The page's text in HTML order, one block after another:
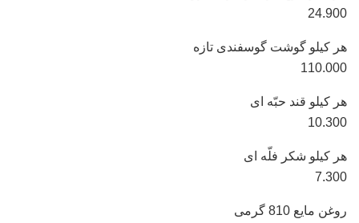
24.900
هر کیلو گوشت گوسفندی تازه
110.000
هر کیلو قند حبّه ای
10.300
هر کیلو شکر فلّه ای
7.300
روغن مایع 810 گرمی